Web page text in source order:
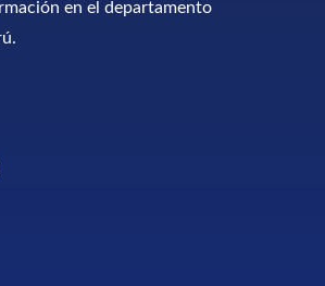
en el departamento